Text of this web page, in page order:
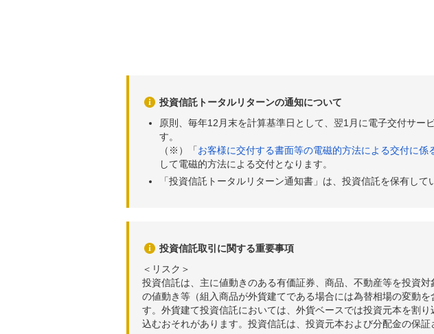
投資信託トータルリターンの通知について
原則、毎年12月末を計算基準日として、翌1月に電子交付サ
す。
（※）「お客様に交付する書面等の電磁的方法による交付に係
して電磁的方法による交付となります。
「投資信託トータルリターン通知書」は、投資信託を保有して
投資信託取引に関する重要事項
＜リスク＞
投資信託は、主に値動きのある有価証券、商品、不動産等を投資
の値動き等（組入商品が外貨建てである場合には為替相場の変動
す。外貨建て投資信託においては、外貨ベースでは投資元本を割
込むおそれがあります。投資信託は、投資元本および分配金の保証